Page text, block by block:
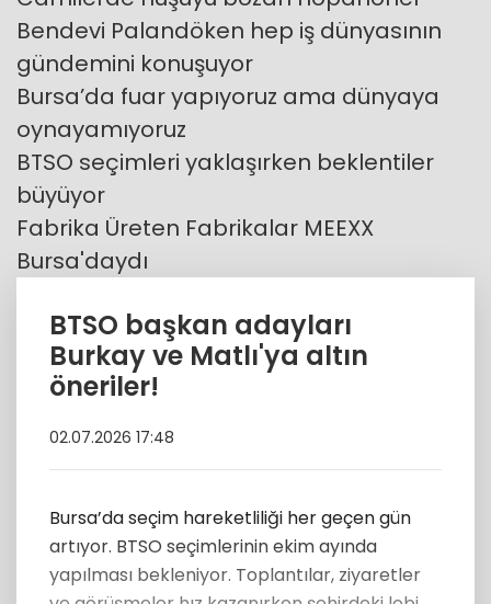
Bendevi Palandöken hep iş dünyasının
gündemini konuşuyor
Bursa’da fuar yapıyoruz ama dünyaya
oynayamıyoruz
BTSO seçimleri yaklaşırken beklentiler
büyüyor
Fabrika Üreten Fabrikalar MEEXX
Bursa'daydı
BTSO başkan adayları
Burkay ve Matlı'ya altın
öneriler!
02.07.2026 17:48
Bursa’da seçim hareketliliği her geçen gün
artıyor. BTSO seçimlerinin ekim ayında
yapılması bekleniyor. Toplantılar, ziyaretler